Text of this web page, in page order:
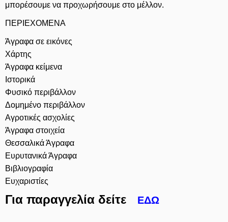
μπορέσουμε να προχωρήσουμε στο μέλλον.
ΠΕΡΙΕΧΟΜΕΝΑ
Άγραφα σε εικόνες
Χάρτης
Άγραφα κείμενα
Ιστορικά
Φυσικό περιβάλλον
Δομημένο περιβάλλον
Αγροτικές ασχολίες
Άγραφα στοιχεία
Θεσσαλικά Άγραφα
Ευρυτανικά Άγραφα
Βιβλιογραφία
Ευχαριστίες
Για παραγγελία δείτε ΕΔΩ